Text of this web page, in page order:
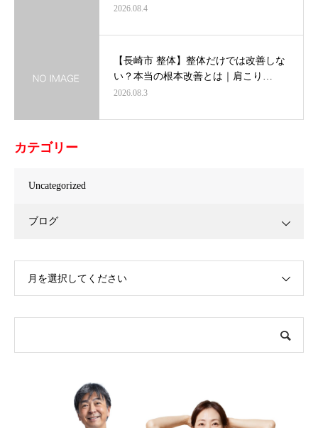
2026.08.4
【長崎市 整体】整体だけでは改善しな
い？本当の根本改善とは｜肩こり…
2026.08.3
カテゴリー
Uncategorized
ブログ
月を選択してください